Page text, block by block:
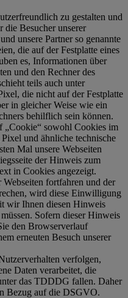
zu gestalten und
die Besucher unserer
unsere Partner so genannte
die auf der Festplatte eines
es, Informationen über
und den Rechner des
teils auch unter
die nicht auf der Festplatte
in gleicher Weise wie ein
behilflich sein können.
„Cookie“ sowohl Cookies im
und ähnliche technische
Mal unsere Webseiten
der Hinweis zum
in Cookies angezeigt.
fortfahren und der
wird diese Einwilligung
wir Ihnen diesen Hinweis
Sofern dieser Hinweis
den Browserverlauf
erneuten Besuch unserer
verfolgen,
Daten verarbeitet, die
das TDDDG fallen. Daher
Bezug auf die DSGVO.